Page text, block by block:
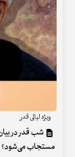
ویژه لیالی قدر
شب قدر در
مستجاب می‌شود؟